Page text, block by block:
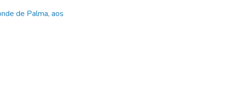
de Palma, aos